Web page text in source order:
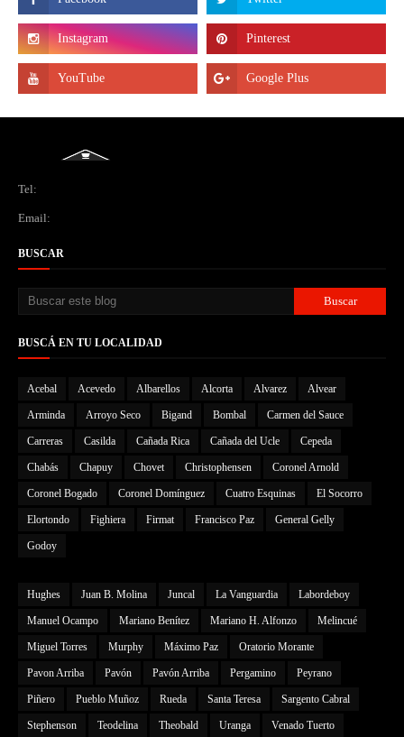
Tel:
Email:
BUSCAR
BUSCÁ EN TU LOCALIDAD
Acebal Acevedo Albarellos Alcorta Alvarez Alvear
Arminda Arroyo Seco Bigand Bombal Carmen del Sauce
Carreras Casilda Cañada Rica Cañada del Ucle Cepeda
Chabás Chapuy Chovet Christophensen Coronel Arnold
Coronel Bogado Coronel Domínguez Cuatro Esquinas El Socorro
Elortondo Fighiera Firmat Francisco Paz General Gelly
Godoy
Hughes Juan B. Molina Juncal La Vanguardia Labordeboy
Manuel Ocampo Mariano Benítez Mariano H. Alfonzo Melincué
Miguel Torres Murphy Máximo Paz Oratorio Morante
Pavon Arriba Pavón Pavón Arriba Pergamino Peyrano
Piñero Pueblo Muñoz Rueda Santa Teresa Sargento Cabral
Stephenson Teodelina Theobald Uranga Venado Tuerto